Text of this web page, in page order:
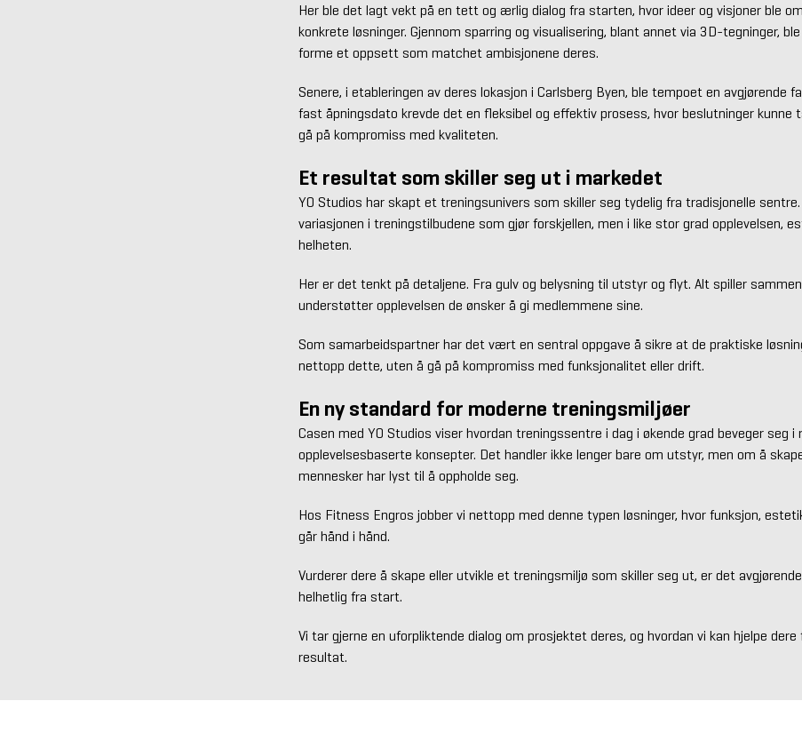
Her ble det lagt vekt på en tett og ærlig dialog fra starten, hvor ideer og visjoner ble
konkrete løsninger. Gjennom sparring og visualisering, blant annet via 3D-tegninger,
forme et oppsett som matchet ambisjonene deres.
Senere, i etableringen av deres lokasjon i Carlsberg Byen, ble tempoet en avgjørende
fast åpningsdato krevde det en fleksibel og effektiv prosess, hvor beslutninger kunne
gå på kompromiss med kvaliteten.
Et resultat som skiller seg ut i markedet
YO Studios har skapt et treningsunivers som skiller seg tydelig fra tradisjonelle
variasjonen i treningstilbudene som gjør forskjellen, men i like stor grad opplevelsen,
helheten.
Her er det tenkt på detaljene. Fra gulv og belysning til utstyr og flyt. Alt spiller
understøtter opplevelsen de ønsker å gi medlemmene sine.
Som samarbeidspartner har det vært en sentral oppgave å sikre at de praktiske
nettopp dette, uten å gå på kompromiss med funksjonalitet eller drift.
En ny standard for moderne treningsmiljøer
Casen med YO Studios viser hvordan treningssentre i dag i økende grad beveger seg i
opplevelsesbaserte konsepter. Det handler ikke lenger bare om utstyr, men om å
mennesker har lyst til å oppholde seg.
Hos Fitness Engros jobber vi nettopp med denne typen løsninger, hvor funksjon,
går hånd i hånd.
Vurderer dere å skape eller utvikle et treningsmiljø som skiller seg ut, er det
helhetlig fra start.
Vi tar gjerne en uforpliktende dialog om prosjektet deres, og hvordan vi kan hjelpe
resultat.